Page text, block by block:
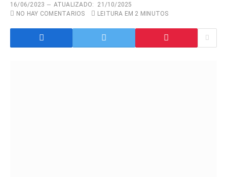
16/06/2023 ATUALIZADO:
21/10/2025
NO HAY COMENTARIOS
LEITURA EM 2 MINUTOS